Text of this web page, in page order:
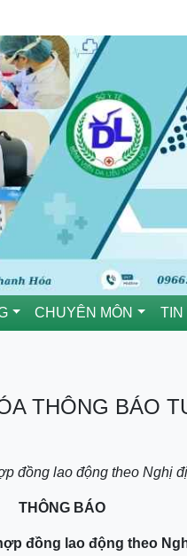
CHUYÊN MÔN TIN
THÔNG BÁO
đồng lao động theo Nghị
THÔNG BÁO
đồng lao động theo